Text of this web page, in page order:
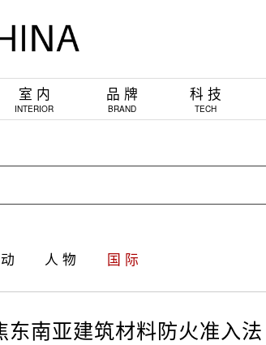
室 内
INTERIOR
品 牌
BRAND
科 技
TECH
人 物 国 际
南亚建筑材料防火准入法